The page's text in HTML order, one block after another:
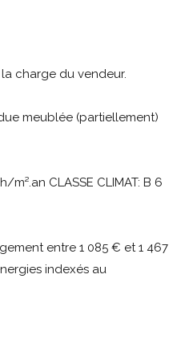
charge du vendeur.
meublée (partiellement)
m².an CLASSE CLIMAT: B 6
entre 1 085 € et 1 467
indexés au